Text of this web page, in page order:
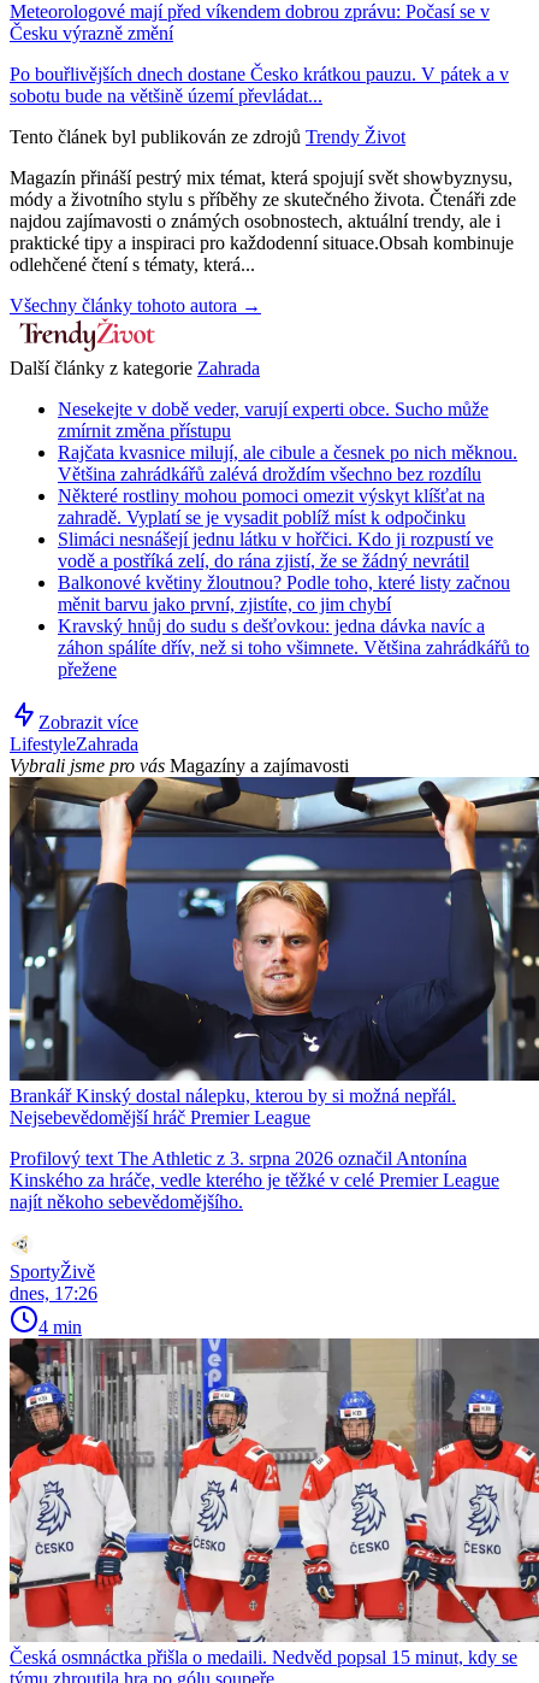
Meteorologové mají před víkendem dobrou zprávu: Počasí se v
Česku výrazně změní
Po bouřlivějších dnech dostane Česko krátkou pauzu. V pátek a v
sobotu bude na většině území převládat...
Tento článek byl publikován ze zdrojů Trendy Život
Magazín přináší pestrý mix témat, která spojují svět showbyznysu,
módy a životního stylu s příběhy ze skutečného života. Čtenáři zde
najdou zajímavosti o známých osobnostech, aktuální trendy, ale i
praktické tipy a inspiraci pro každodenní situace.Obsah kombinuje
odlehčené čtení s tématy, která...
Všechny články tohoto autora →
Další články z kategorie Zahrada
Nesekejte v době veder, varují experti obce. Sucho může
zmírnit změna přístupu
Rajčata kvasnice milují, ale cibule a česnek po nich měknou.
Většina zahrádkářů zalévá droždím všechno bez rozdílu
Některé rostliny mohou pomoci omezit výskyt klíšťat na
zahradě. Vyplatí se je vysadit poblíž míst k odpočinku
Slimáci nesnášejí jednu látku v hořčici. Kdo ji rozpustí ve
vodě a postříká zelí, do rána zjistí, že se žádný nevrátil
Balkonové květiny žloutnou? Podle toho, které listy začnou
měnit barvu jako první, zjistíte, co jim chybí
Kravský hnůj do sudu s dešťovkou: jedna dávka navíc a
záhon spálíte dřív, než si toho všimnete. Většina zahrádkářů to
přežene
Zobrazit více
LifestyleZahrada
Vybrali jsme pro vás Magazíny a zajímavosti
Brankář Kinský dostal nálepku, kterou by si možná nepřál.
Nejsebevědomější hráč Premier League
Profilový text The Athletic z 3. srpna 2026 označil Antonína
Kinského za hráče, vedle kterého je těžké v celé Premier League
najít někoho sebevědomějšího.
SportyŽivě
dnes, 17:26
4 min
Česká osmnáctka přišla o medaili. Nedvěd popsal 15 minut, kdy se
týmu zhroutila hra po gólu soupeře